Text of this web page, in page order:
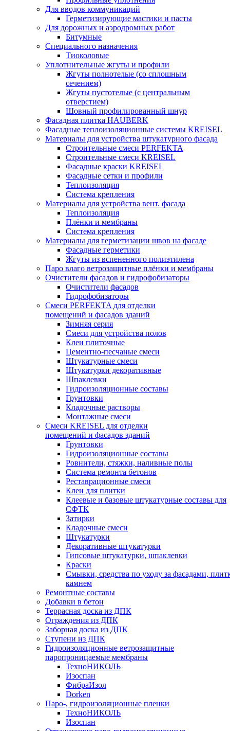
Для вводов коммуникаций
Герметизирующие мастики и пасты
Для дорожных и аэродромных работ
Битумные
Специального назначения
Тиоколовые
Уплотнительные жгуты и профили
Жгуты полнотелые (со сплошным
сечением)
Жгуты пустотелые (с центральным
отверстием)
Шовный профилированный шнур
Фасадная плитка HAUBERK
Фасадные теплоизоляционные системы KREISEL
Материалы для устройства штукатурного фасада
Строительные смеси PERFEKTA
Строительные смеси KREISEL
Фасадные краски KREISEL
Фасадные сетки и профили
Теплоизоляция
Система крепления
Материалы для устройства вент. фасада
Теплоизоляция
Плёнки и мембраны
Система крепления
Материалы для герметизации швов на фасаде
Фасадные герметики
Жгуты из вспененного полиэтилена
Паро влаго ветрозащитные плёнки и мембраны
Очистители фасадов и гидрофобизаторы
Очистители фасадов
Гидрофобизаторы
Смеси PERFEKTA для отделки
помещений и фасадов зданий
Зимняя серия
Смеси для устройства полов
Клеи плиточные
Цементно-песчаные смеси
Штукатурные смеси
Штукатурки декоративные
Шпаклевки
Гидроизоляционные составы
Грунтовки
Кладочные растворы
Монтажные смеси
Смеси KREISEL для отделки
помещений и фасадов зданий
Грунтовки
Гидроизоляционные составы
Ровнители, стяжки, наливные полы
Cистема ремонта бетонов
Реставрационные смеси
Клеи для плитки
Клеевые и базовые штукатурные составы для
СФТК
Затирки
Кладочные смеси
Штукатурки
Декоративные штукатурки
Гипсовые штукатурки, шпаклевки
Краски
Смывки, средства по уходу за фасадами,
камнем
Ремонтные составы
Добавки в бетон
Террасная доска из ДПК
Ограждения из ДПК
Заборная доска из ДПК
Ступени из ДПК
Гидроизоляционные ветрозащитные
паропроницаемые мембраны
ТехноНИКОЛЬ
Изоспан
ФибраИзол
Dorken
Паро-, гидроизоляционные пленки
ТехноНИКОЛЬ
Изоспан